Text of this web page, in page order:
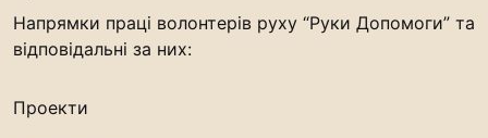
Напрямки праці волонтерів руху “Руки Допомоги” та
відповідальні за них:
Проекти